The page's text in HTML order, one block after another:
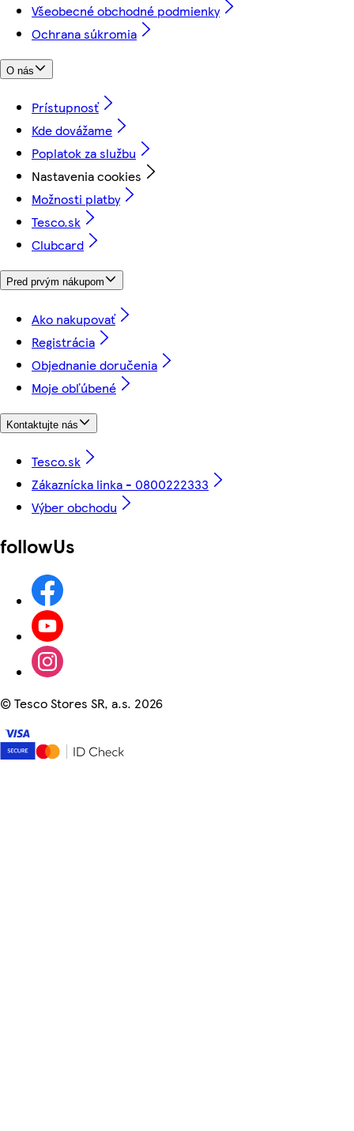
Všeobecné obchodné podmienky
Ochrana súkromia
O nás
Prístupnosť
Kde dovážame
Poplatok za službu
Nastavenia cookies
Možnosti platby
Tesco.sk
Clubcard
Pred prvým nákupom
Ako nakupovať
Registrácia
Objednanie doručenia
Moje obľúbené
Kontaktujte nás
Tesco.sk
Zákaznícka linka - 0800222333
Výber obchodu
followUs
©Tesco Stores SR, a.s. 2026